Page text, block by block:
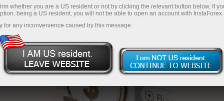
InstaForex
فوركس الحصول على مكافأة تصل إلى
30% على إيداعه، والاستفادة من
عروض ترويجية وعروض خاصة أخرى.
جائزة هديتك الشخصية الكبرى
قم بإيداع المبلغ في حسابك باستخدام $333 — اختر هدية
تصل قيمتها إلى $1,500
تداول بدون مخاطرة -
نحن نضمن أرباحك
whether you are a US resident or not by clicking the relevant button below. If
being a US resident, you will not be able to open an account with InstaForex
for any inconvenience caused by this message.